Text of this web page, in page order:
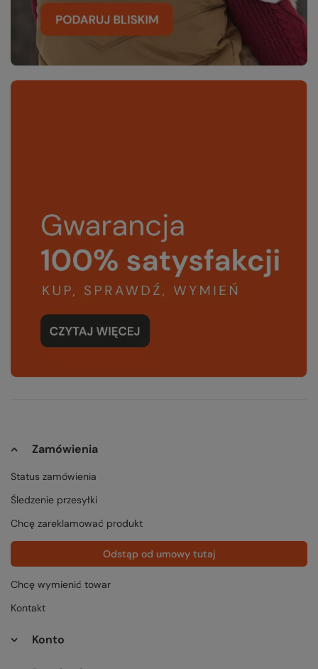
Zamówienia
Status zamówienia
Śledzenie przesyłki
Chcę zareklamować produkt
Odstąp od umowy tutaj
Chcę wymienić towar
Kontakt
Konto